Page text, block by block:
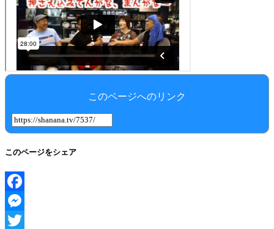
このページへのリンク
このページをシェア
Facebook
Messenger